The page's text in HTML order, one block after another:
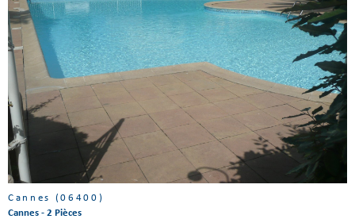
Voir le
bien
Cannes (06400)
Cannes - 2 Pièces